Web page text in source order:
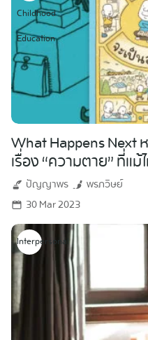
Childhood
Education
What Happens
เรื่อง “ความตาย” ที่แ
ปัญญาพร
พรภวิษย์
30 Mar 2023
Interpersonal